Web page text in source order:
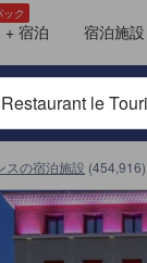
ク
+ 宿泊 宿泊施設
ーワードを入力し、
スの宿泊施設 (454,916)
Suite with Sea
Room with Sea View)
Double
Room with Sea
Double
際に予約をし、
ファエルにおける
ンラファエルにお
ァエルにおける高ス
点 サンラファエル
ラファエルにおけ